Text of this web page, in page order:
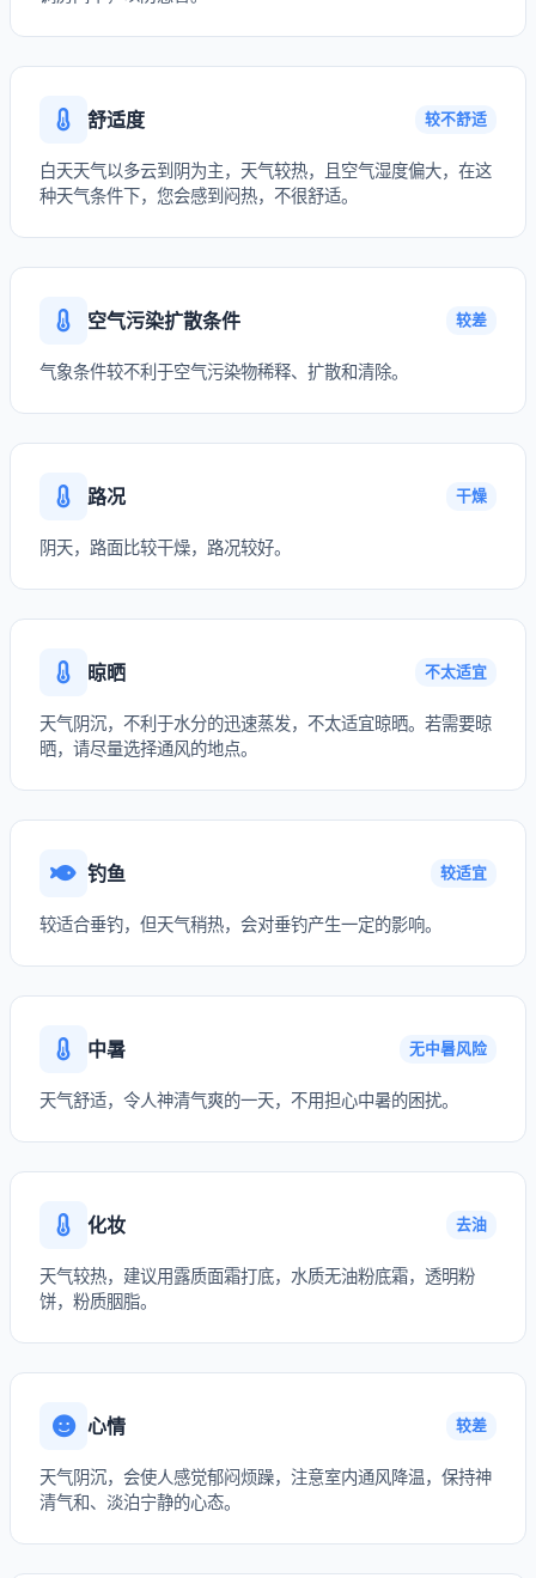
舒适度 较不舒适
白天天气以多云到阴为主，天气较热，且空气湿度偏大，在这
种天气条件下，您会感到闷热，不很舒适。
空气污染扩散条件 较差
气象条件较不利于空气污染物稀释、扩散和清除。
路况 干燥
阴天，路面比较干燥，路况较好。
晾晒 不太适宜
天气阴沉，不利于水分的迅速蒸发，不太适宜晾晒。若需要晾
晒，请尽量选择通风的地点。
钓鱼 较适宜
较适合垂钓，但天气稍热，会对垂钓产生一定的影响。
中暑 无中暑风险
天气舒适，令人神清气爽的一天，不用担心中暑的困扰。
化妆 去油
天气较热，建议用露质面霜打底，水质无油粉底霜，透明粉
饼，粉质胭脂。
心情 较差
天气阴沉，会使人感觉郁闷烦躁，注意室内通风降温，保持神
清气和、淡泊宁静的心态。